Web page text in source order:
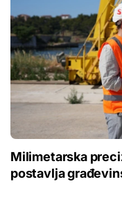
Milimetarska
postavlja